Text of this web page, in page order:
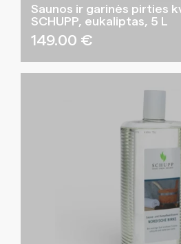
Saunos ir garinės pirties
SCHUPP, eukaliptas, 5 L
149.00 €